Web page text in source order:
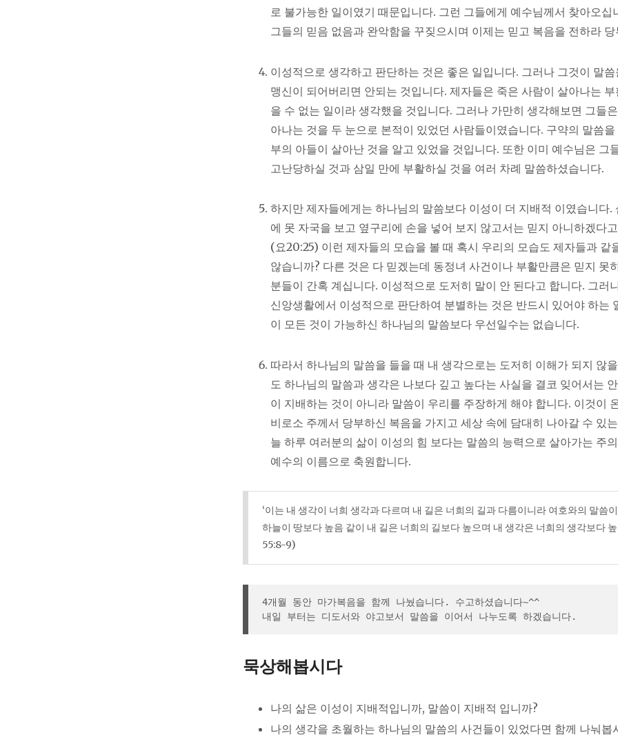
로 불가능한 일이였기 때문입니다. 그런 그들에게 예수님께서 찾아오십
그들의 믿음 없음과 완악함을 꾸짖으시며 이제는 믿고 복음을 전하라
이성적으로 생각하고 판단하는 것은 좋은 일입니다. 그러나 그것이 말
맹신이 되어버리면 안되는 것입니다. 제자들은 죽은 사람이 살아나는
을 수 없는 일이라 생각했을 것입니다. 그러나 가만히 생각해보면 그들
아나는 것을 두 눈으로 본적이 있었던 사람들이였습니다. 구약의 말씀
부의 아들이 살아난 것을 알고 있었을 것입니다. 또한 이미 예수님은 그
고난당하실 것과 삼일 만에 부활하실 것을 여러 차례 말씀하셨습니다.
하지만 제자들에게는 하나님의 말씀보다 이성이 더 지배적 이였습니다.
에 못 자국을 보고 옆구리에 손을 넣어 보지 않고서는 믿지 아니하겠다
(요20:25) 이런 제자들의 모습을 볼 때 혹시 우리의 모습도 제자들과 같
않습니까? 다른 것은 다 믿겠는데 동정녀 사건이나 부활만큼은 믿지 못
분들이 간혹 계십니다. 이성적으로 도저히 말이 안 된다고 합니다. 그러
신앙생활에서 이성적으로 판단하여 분별하는 것은 반드시 있어야 하는
이 모든 것이 가능하신 하나님의 말씀보다 우선일수는 없습니다.
따라서 하나님의 말씀을 들을 때 내 생각으로는 도저히 이해가 되지 않
도 하나님의 말씀과 생각은 나보다 깊고 높다는 사실을 결코 잊어서는
이 지배하는 것이 아니라 말씀이 우리를 주장하게 해야 합니다. 이것이
비로소 주께서 당부하신 복음을 가지고 세상 속에 담대히 나아갈 수 있
늘 하루 여러분의 삶이 이성의 힘 보다는 말씀의 능력으로 살아가는 주
예수의 이름으로 축원합니다.
‘이는 내 생각이 너희 생각과 다르며 내 길은 너희의 길과 다름이니라 여호와의 말씀
하늘이 땅보다 높음 같이 내 길은 너희의 길보다 높으며 내 생각은 너희의 생각보다
55:8-9)
4개월 동안 마가복음을 함께 나눴습니다. 수고하셨습니다~^^
내일 부터는 디도서와 야고보서 말씀을 이어서 나누도록 하겠습니다.
묵상해봅시다
나의 삶은 이성이 지배적입니까, 말씀이 지배적 입니까?
나의 생각을 초월하는 하나님의 말씀의 사건들이 있었다면 함께 나눠봅